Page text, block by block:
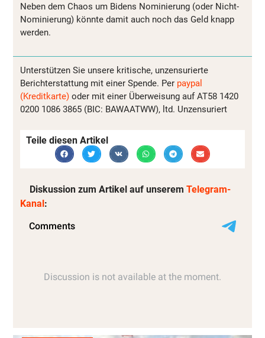
Neben dem Chaos um Bidens Nominierung (oder Nicht-
Nominierung) könnte damit auch noch das Geld knapp
werden.
Unterstützen Sie unsere kritische, unzensurierte
Berichterstattung mit einer Spende. Per paypal
(Kreditkarte) oder mit einer Überweisung auf AT58 1420
0200 1086 3865 (BIC: BAWAATWW), ltd. Unzensuriert
Teile diesen Artikel
Diskussion zum Artikel auf unserem Telegram-
Kanal: